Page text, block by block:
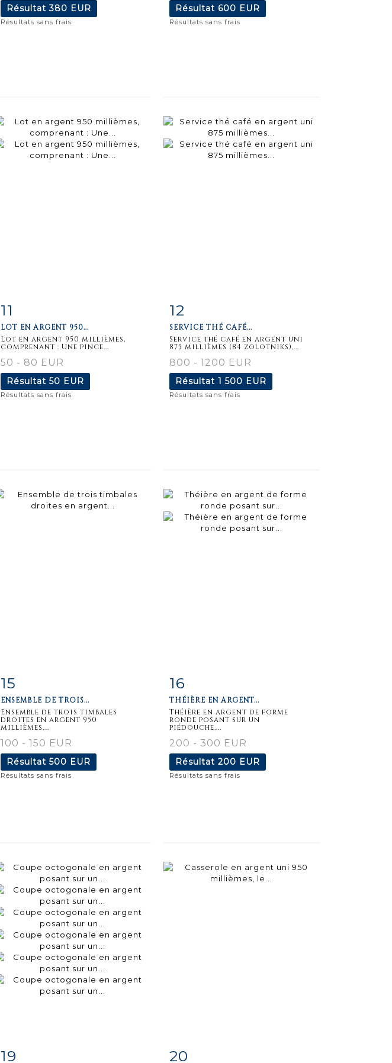
Résultat380 EUR
Résultats sans frais
Résultat 600 EUR
Résultats sans frais
11
LOT EN ARGENT 950...
Lot en argent 950 millièmes,
comprenant : Une pince...
50 - 80 EUR
Résultat 50 EUR
Résultats sans frais
détaillée
12
SERVICE THÉ CAFÉ...
Service thé café en argent uni
875 millièmes (84 zolotniks),...
800 - 1200 EUR
Résultat 1 500 EUR
Résultats sans frais
15
ENSEMBLE DE TROIS...
Ensemble de trois timbales
droites en argent 950
millièmes,...
100 - 150 EUR
Résultat 500 EUR
Résultats sans frais
détaillée
16
THÉIÈRE EN ARGENT...
Théière en argent de forme
ronde posant sur un
piédouche,...
200 - 300 EUR
Résultat 200 EUR
Résultats sans frais
19 20